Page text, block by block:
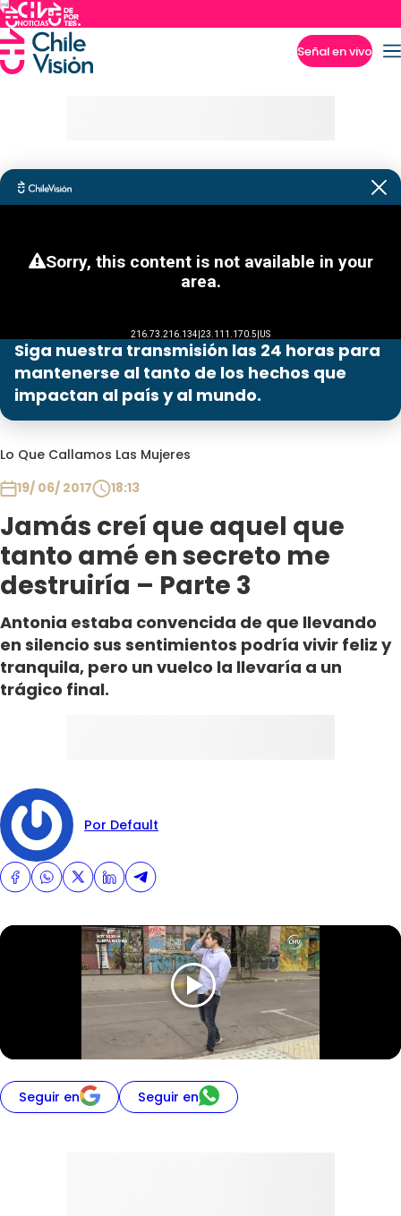
Señal en vivo
Siga nuestra transmisión las 24 horas para
mantenerse al tanto de los hechos que
impactan al país y al mundo.
Lo Que Callamos Las Mujeres
19/ 06/ 2017
18:13
Jamás creí que aquel que
tanto amé en secreto me
destruiría – Parte 3
Antonia estaba convencida de que llevando
en silencio sus sentimientos podría vivir feliz y
tranquila, pero un vuelco la llevaría a un
trágico final.
Por Default
Seguir en Seguir en
Programas
Club De La Comedia
Contigo en Directo
Plan Perfecto
El Tiempo
Sabingo
Todos Los Programas